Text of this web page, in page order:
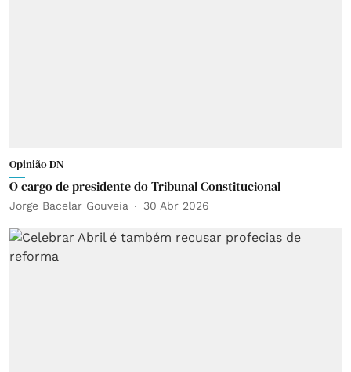
Opinião DN
O cargo de presidente do Tribunal Constitucional
Jorge Bacelar Gouveia 30 Abr 2026